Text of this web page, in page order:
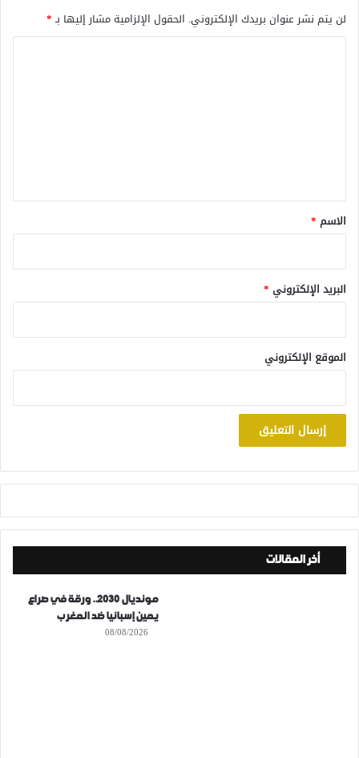
لن يتم نشر عنوان بريدك الإلكتروني. الحقول الإلزامية مشار إليها بـ*
*
الاسم *
البريد الإلكتروني *
الموقع الإلكتروني
أخر المقالات
مونديال 2030.. ورقة في صراع
يمين إسبانيا ضد المغرب
08/08/2026